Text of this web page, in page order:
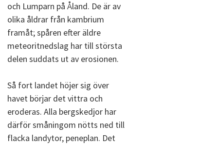
och Lumparn på Åland. De är av
olika åldrar från kambrium
framåt; spåren efter äldre
meteoritnedslag har till största
delen suddats ut av erosionen.
Så fort landet höjer sig över
havet börjar det vittra och
eroderas. Alla bergskedjor har
därför småningom nötts ned till
flacka landytor, peneplan. Det